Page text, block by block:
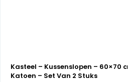
Kasteel – Kussenslopen – 60×70
Katoen – Set Van 2 Stuks